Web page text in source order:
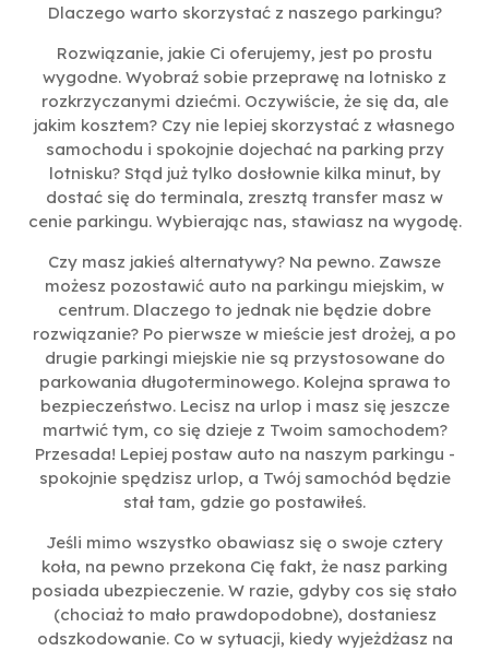
Dlaczego warto skorzystać z naszego parkingu?
Rozwiązanie, jakie Ci oferujemy, jest po prostu
wygodne. Wyobraź sobie przeprawę na lotnisko z
rozkrzyczanymi dziećmi. Oczywiście, że się da, ale
jakim kosztem? Czy nie lepiej skorzystać z własnego
samochodu i spokojnie dojechać na parking przy
lotnisku? Stąd już tylko dosłownie kilka minut, by
dostać się do terminala, zresztą transfer masz w
cenie parkingu. Wybierając nas, stawiasz na wygodę.
Czy masz jakieś alternatywy? Na pewno. Zawsze
możesz pozostawić auto na parkingu miejskim, w
centrum. Dlaczego to jednak nie będzie dobre
rozwiązanie? Po pierwsze w mieście jest drożej, a po
drugie parkingi miejskie nie są przystosowane do
parkowania długoterminowego. Kolejna sprawa to
bezpieczeństwo. Lecisz na urlop i masz się jeszcze
martwić tym, co się dzieje z Twoim samochodem?
Przesada! Lepiej postaw auto na naszym parkingu -
spokojnie spędzisz urlop, a Twój samochód będzie
stał tam, gdzie go postawiłeś.
Jeśli mimo wszystko obawiasz się o swoje cztery
koła, na pewno przekona Cię fakt, że nasz parking
posiada ubezpieczenie. W razie, gdyby cos się stało
(chociaż to mało prawdopodobne), dostaniesz
odszkodowanie. Co w sytuacji, kiedy wyjeżdżasz na